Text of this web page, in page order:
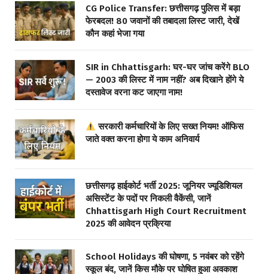
CG Police Transfer: छत्तीसगढ़ पुलिस में बड़ा
फेरबदल! 80 जवानों की तबादला लिस्ट जारी, देखें
कौन कहां भेजा गया
SIR in Chhattisgarh: घर-घर जांच करेंगे BLO
— 2003 की लिस्ट में नाम नहीं? अब दिखाने होंगे ये
दस्तावेज वरना कट जाएगा नाम!
सरकारी कर्मचारियों के लिए सख्त नियम! ऑफिस
जाते वक्त करना होगा ये काम अनिवार्य
छत्तीसगढ़ हाईकोर्ट भर्ती 2025: जूनियर ज्यूडिशियल
असिस्टेंट के पदों पर निकली वैकेंसी, जानें
Chhattisgarh High Court Recruitment
2025 की आवेदन प्रक्रिया
School Holidays की घोषणा, 5 नवंबर को रहेंगे
स्कूल बंद, जानें किस मौके पर घोषित हुआ अवकाश